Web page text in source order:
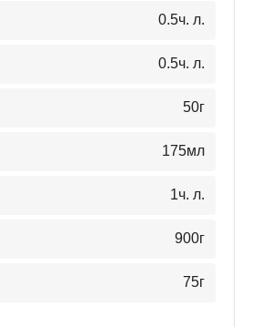
0.5ч. л.
0.5ч. л.
50г
175мл
1ч. л.
900г
75г